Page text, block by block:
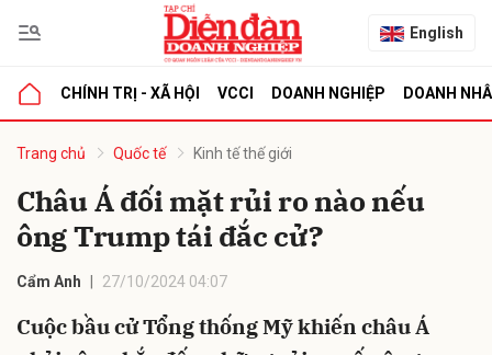
English
CHÍNH TRỊ - XÃ HỘI VCCI DOANH NGHIỆP DOANH
Trang chủ Quốc tế Kinh tế thế giới
Châu Á đối mặt rủi ro nào nếu
ông Trump tái đắc cử?
Cẩm Anh 27/10/2024 04:07
Cuộc bầu cử Tổng thống Mỹ khiến châu Á
luận